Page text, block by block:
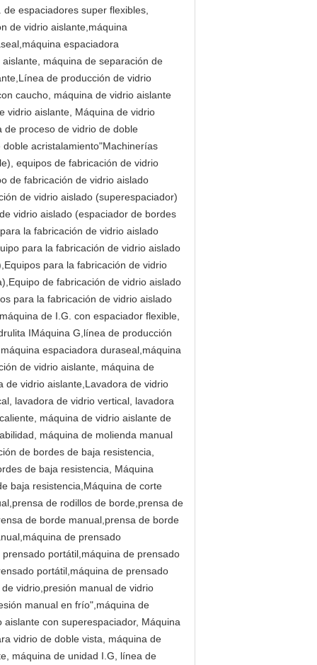
espaciadores super flexibles,
de vidrio aislante,máquina
espaciadora
máquina de separación de
de producción de vidrio
caucho, máquina de vidrio aislante
vidrio aislante, Máquina de vidrio
de proceso de vidrio de doble
acristalamiento"Machinerías
equipos de fabricación de vidrio
de fabricación de vidrio aislado
de vidrio aislado (superespaciador)
vidrio aislado (espaciador de bordes
la fabricación de vidrio aislado
para la fabricación de vidrio aislado
para la fabricación de vidrio
de fabricación de vidrio aislado
para la fabricación de vidrio aislado
de I.G. con espaciador flexible,
IMáquina G,línea de producción
espaciadora duraseal,máquina
de vidrio aislante, máquina de
de vidrio aislante,Lavadora de vidrio
lavadora de vidrio vertical, lavadora
máquina de vidrio aislante de
máquina de molienda manual
de bordes de baja resistencia,
de baja resistencia, Máquina
baja resistencia,Máquina de corte
de rodillos de borde,prensa de
de borde manual,prensa de borde
de prensado
portátil,máquina de prensado
portátil,máquina de prensado
vidrio,presión manual de vidrio
manual en frío",máquina de
con superespaciador, Máquina
vidrio de doble vista, máquina de
máquina de unidad I.G, línea de